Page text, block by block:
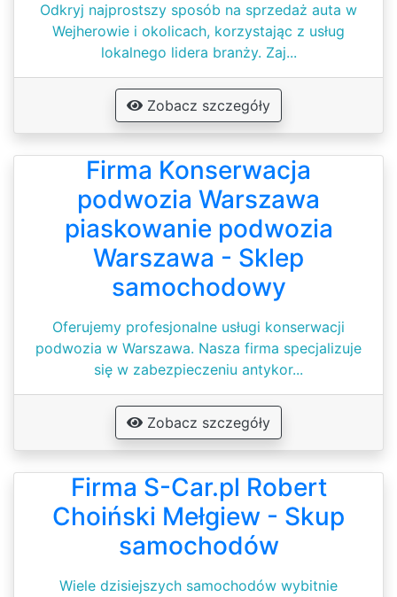
Odkryj najprostszy sposób na sprzedaż auta w
Wejherowie i okolicach, korzystając z usług
lokalnego lidera branży. Zaj...
Zobacz szczegóły
Firma Konserwacja
podwozia Warszawa
piaskowanie podwozia
Warszawa - Sklep
samochodowy
Oferujemy profesjonalne usługi konserwacji
podwozia w Warszawa. Nasza firma specjalizuje
się w zabezpieczeniu antykor...
Zobacz szczegóły
Firma S-Car.pl Robert
Choiński Mełgiew - Skup
samochodów
Wiele dzisiejszych samochodów wybitnie